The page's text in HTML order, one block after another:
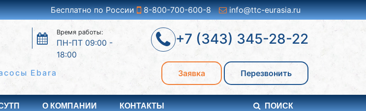
Бесплатно по России 8-800-700-600-8 info@ttc-eurasia.ru
Время работы:
ПН-ПТ 09:00 -
18:00
Ebara
+7 (343) 345-28-22
Заявка Перезвонить
О КОМПАНИИ КОНТАКТЫ ПОИСК